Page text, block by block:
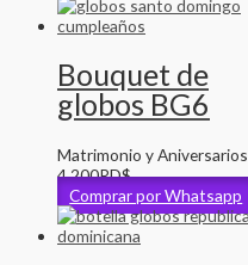
Bouquet de
globos BG6
Matrimonio y Aniversarios
4,200RD$
Comprar por Whatsapp